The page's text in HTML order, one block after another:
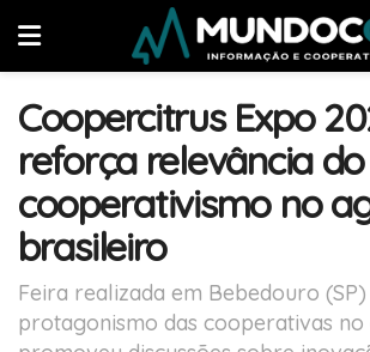
Coopercitrus Expo
reforça relevância do
cooperativismo no
brasileiro
Feira realizada em Bebedouro
protagonismo das cooperativas